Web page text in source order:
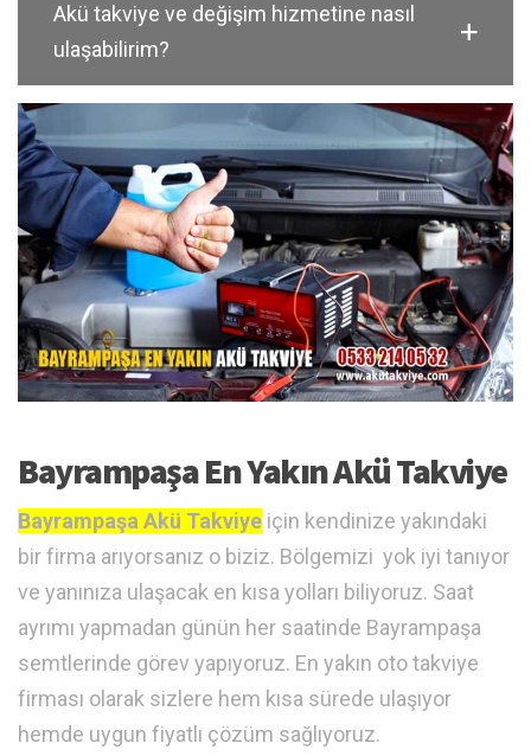
Akü takviye ve değişim hizmetine nasıl
ulaşabilirim?
Bayrampaşa En Yakın Akü Takviye
Bayrampaşa Akü Takviye için kendinize yakındaki
bir firma arıyorsanız o biziz. Bölgemizi yok iyi tanıyor
ve yanınıza ulaşacak en kısa yolları biliyoruz. Saat
ayrımı yapmadan günün her saatinde Bayrampaşa
semtlerinde görev yapıyoruz. En yakın oto takviye
firması olarak sizlere hem kısa sürede ulaşıyor
hemde uygun fiyatlı çözüm sağlıyoruz.